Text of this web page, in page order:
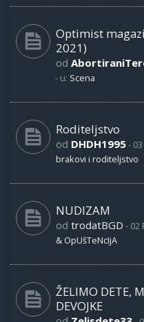
Optimist
2021)
od
- u: Scena
Roditeljstvo
od DHDH1995-
brakovi i roditeljstvo
NUDIZAM
od trodatBGD - 02
& OpUšTeNcIjA
ŽELIMO DETE,
DEVOJKE